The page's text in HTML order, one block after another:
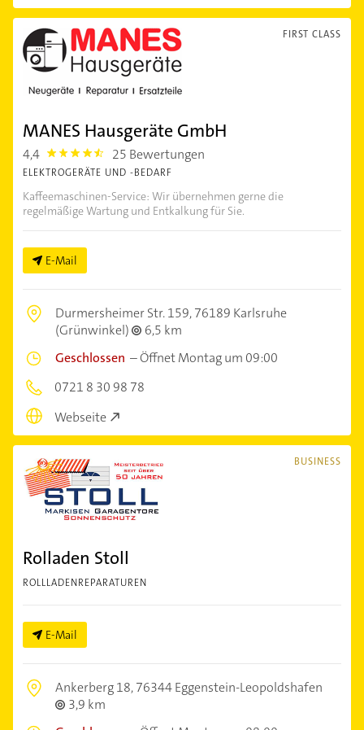
FIRST CLASS
MANES Hausgeräte GmbH
4,4 4.4 25 Bewertungen
ELEKTROGERÄTE UND -BEDARF
Kaffeemaschinen-Service: Wir übernehmen gerne die
regelmäßige Wartung und Entkalkung für Sie.
E-Mail
Durmersheimer Str. 159,76189 Karlsruhe
(Grünwinkel)
6,5 km
Geschlossen –Öffnet Montag um 09:00
0721 8 30 98 78
Webseite
BUSINESS
Rolladen Stoll
ROLLLADENREPARATUREN
E-Mail
Ankerberg 18,76344 Eggenstein-Leopoldshafen
3,9 km